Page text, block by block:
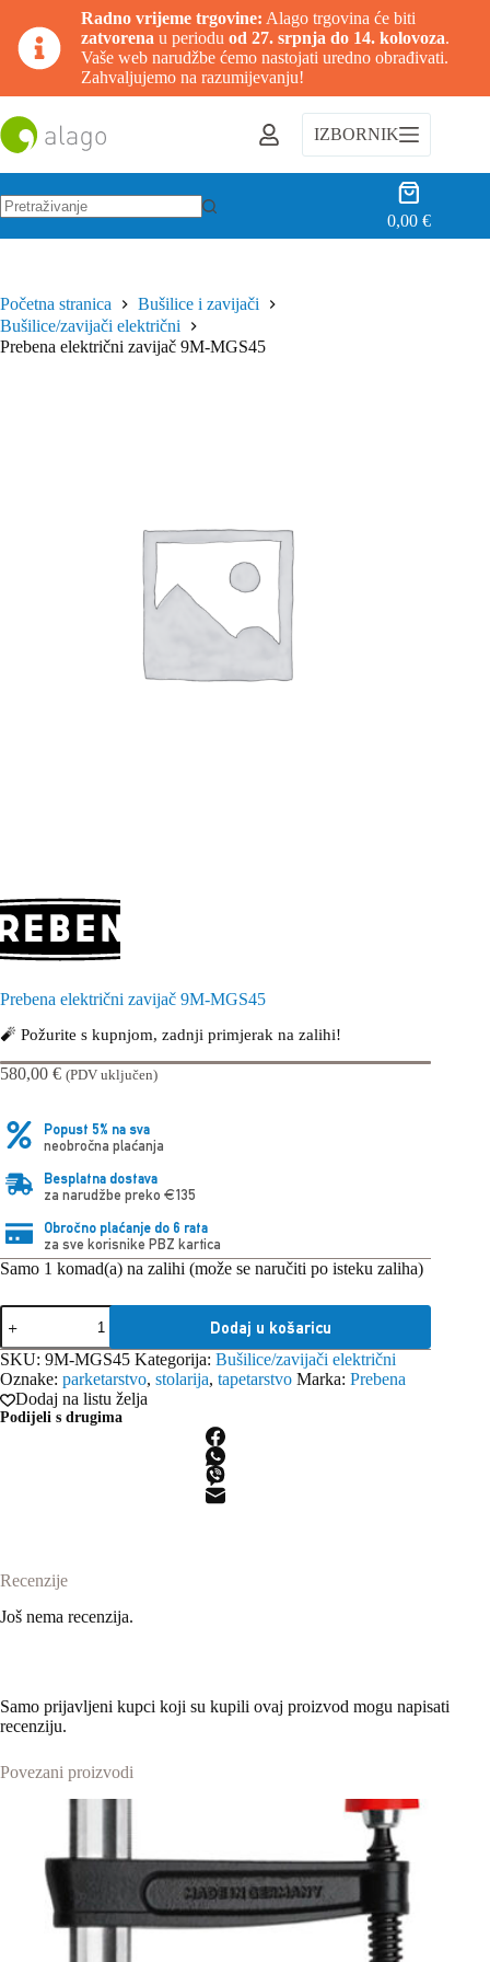
Radno vrijeme trgovine: Alago trgovina će biti
zatvorena u periodu od 27. srpnja do 14. kolovoza.
Vaše web narudžbe ćemo nastojati uredno obrađivati.
Zahvaljujemo na razumijevanju!
na
sadržaj
IZBORNIK
Košarica
0,00€
Početna stranica
Bušilice i zavijači
Bušilice/zavijači električni
Prebena električni zavijač 9M-MGS45
Prebena električni zavijač 9M-MGS45
🧨 Požurite s kupnjom, zadnji primjerak na zalihi!
580,00 € (PDV uključen)
Popust 5% na sva
neobročna plaćanja
Besplatna dostava
za narudžbe preko €135
Obročno plaćanje do 6 rata
za sve korisnike PBZ kartica
Samo 1 komad(a) na zalihi (može se naručiti po isteku zaliha)
Prebena
električni
zavijač
9M-
MGS45
količina
Dodaj u košaricu
SKU: 9M-MGS45 Kategorija: Bušilice/zavijači električni
Oznake: parketarstvo, stolarija, tapetarstvo Marka: Prebena
Dodaj na listu želja
Podijeli s drugima
Recenzije
Još nema recenzija.
Samo prijavljeni kupci koji su kupili ovaj proizvod mogu napisati
recenziju.
Povezani proizvodi